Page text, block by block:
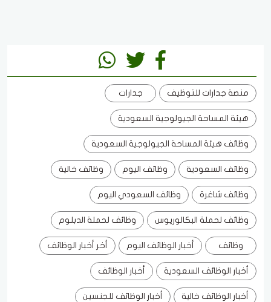
منصة جدارات للتوظيف جدارات
هيئة المساحة الجيولوجية السعودية
وظائف هيئة المساحة الجيولوجية السعودية
وظائف السعودية وظائف اليوم وظائف خالية
وظائف شاغرة وظائف السعودي اليوم
وظائف لحملة البكالوريوس وظائف لحملة الدبلوم
وظائف أخبار الوظائف اليوم أخر أخبار الوظائف
أخبار الوظائف السعودية أخبار الوظائف
أخبار الوظائف خالية أخبار الوظائف للجنسين